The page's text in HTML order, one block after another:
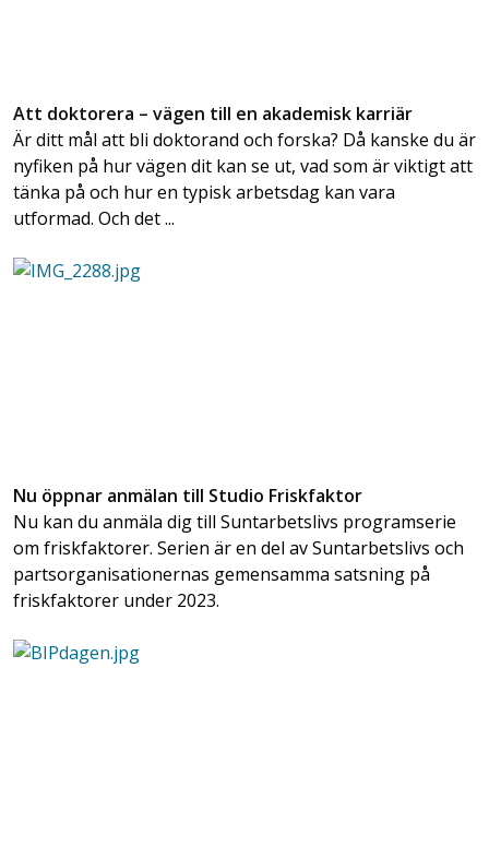
Att doktorera – vägen till en akademisk karriär
Är ditt mål att bli doktorand och forska? Då kanske du är
nyfiken på hur vägen dit kan se ut, vad som är viktigt att
tänka på och hur en typisk arbetsdag kan vara
utformad. Och det ...
Nu öppnar anmälan till Studio Friskfaktor
Nu kan du anmäla dig till Suntarbetslivs programserie
om friskfaktorer. Serien är en del av Suntarbetslivs och
partsorganisationernas gemensamma satsning på
friskfaktorer under 2023.